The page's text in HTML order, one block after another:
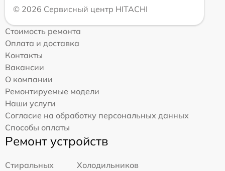
© 2026 Сервисный центр HITACHI
Стоимость ремонта
Оплата и доставка
Контакты
Вакансии
О компании
Ремонтируемые модели
Наши услуги
Согласие на обработку персональных данных
Способы оплаты
Ремонт устройств
Стиральных
Холодильников